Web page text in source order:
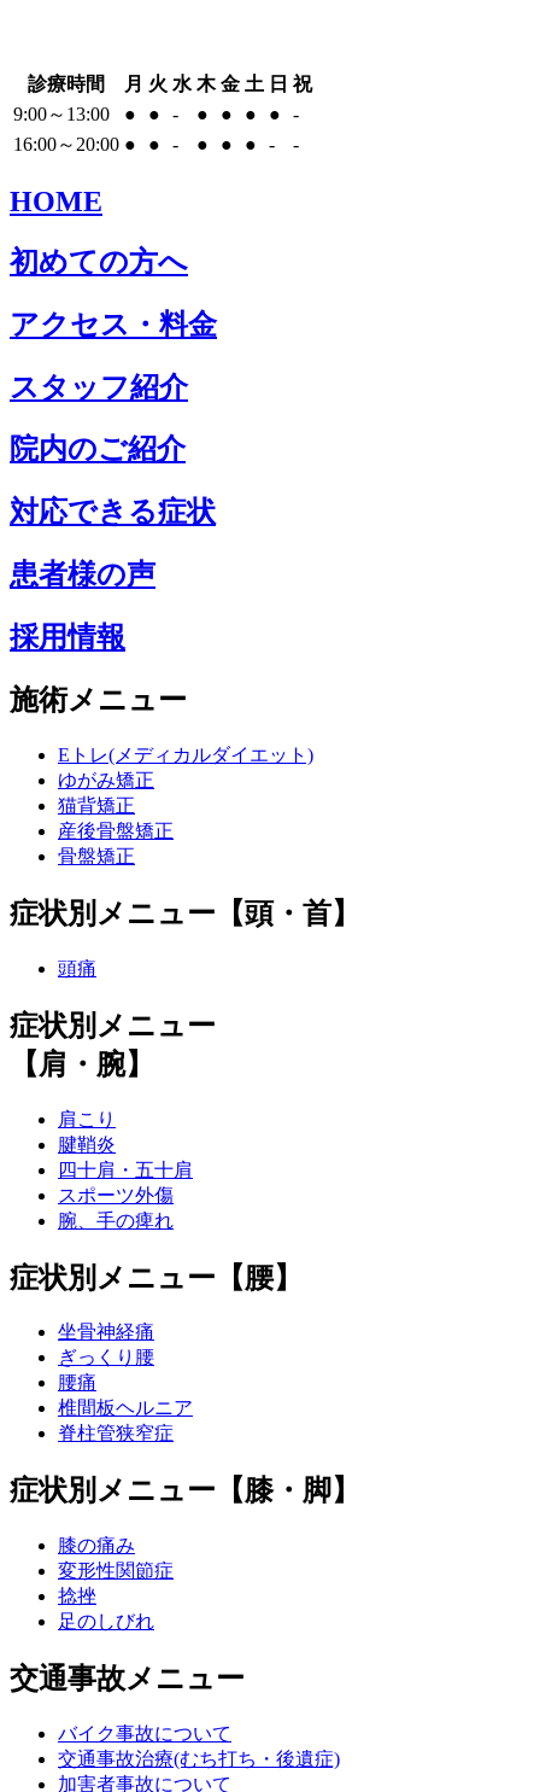
診療時間 月 火 水 木 金 土 日 祝
9:00～13:00
● ● - ● ● ● ●
-
16:00～20:00 ● ● - ● ● ● - -
HOME
初めての方へ
アクセス・料金
スタッフ紹介
院内のご紹介
対応できる症状
患者様の声
採用情報
施術メニュー
Eトレ(メディカルダイエット)
ゆがみ矯正
猫背矯正
産後骨盤矯正
骨盤矯正
症状別メニュー【頭・首】
頭痛
症状別メニュー
【肩・腕】
肩こり
腱鞘炎
四十肩・五十肩
スポーツ外傷
腕、手の痺れ
症状別メニュー【腰】
坐骨神経痛
ぎっくり腰
腰痛
椎間板ヘルニア
脊柱管狭窄症
症状別メニュー【膝・脚】
膝の痛み
変形性関節症
捻挫
足のしびれ
交通事故メニュー
バイク事故について
交通事故治療(むち打ち・後遺症)
加害者事故について